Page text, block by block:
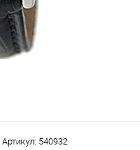
Артикул: 540932